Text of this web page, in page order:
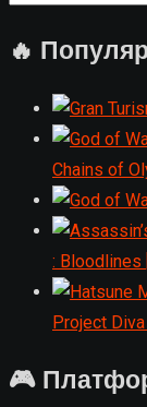
🔥
Chains of
: Bloodlines
Project Diva
🎮